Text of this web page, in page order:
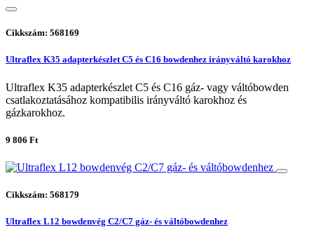
Cikkszám: 568169
Ultraflex K35 adapterkészlet C5 és C16 bowdenhez irányváltó karokhoz
Ultraflex K35 adapterkészlet C5 és C16 gáz- vagy váltóbowden
csatlakoztatásához kompatibilis irányváltó karokhoz és
gázkarokhoz.
9 806 Ft
Cikkszám: 568179
Ultraflex L12 bowdenvég C2/C7 gáz- és váltóbowdenhez